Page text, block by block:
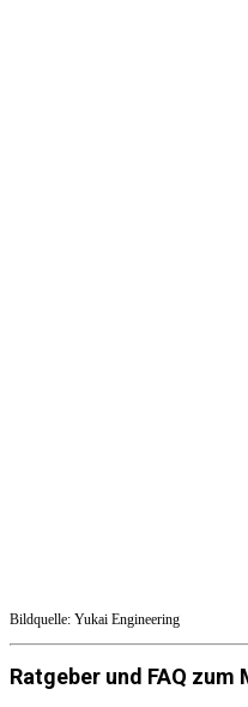
Bildquelle: Yukai Engineering
Ratgeber und FAQ